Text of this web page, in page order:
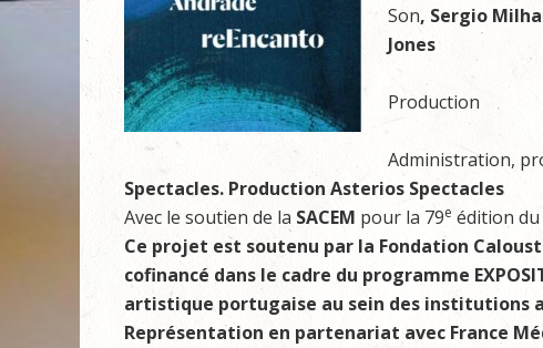
Son, Sergio
Jones
Production
Administration,
Spectacles. Production Asterios Spectacles
Avec le soutien de la SACEM pour la 79e édition du
Ce projet est soutenu par la Fondation
cofinancé dans le cadre du programme
artistique portugaise au sein des institutions
Représentation en partenariat avec France